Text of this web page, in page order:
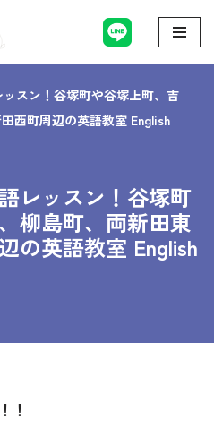
スン！谷塚町や谷塚上町、吉
西町周辺の英語教室 English
レッスン！谷塚町
柳島町、両新田東
の英語教室 English
！